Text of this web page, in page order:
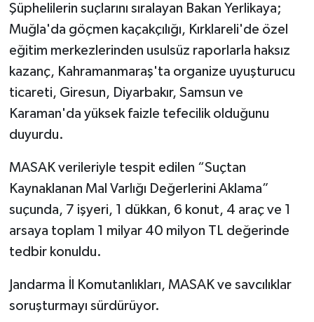
Şüphelilerin suçlarını sıralayan Bakan Yerlikaya;
Muğla'da göçmen kaçakçılığı, Kırklareli'de özel
eğitim merkezlerinden usulsüz raporlarla haksız
kazanç, Kahramanmaraş'ta organize uyuşturucu
ticareti, Giresun, Diyarbakır, Samsun ve
Karaman'da yüksek faizle tefecilik olduğunu
duyurdu.
MASAK verileriyle tespit edilen “Suçtan
Kaynaklanan Mal Varlığı Değerlerini Aklama”
suçunda, 7 işyeri, 1 dükkan, 6 konut, 4 araç ve 1
arsaya toplam 1 milyar 40 milyon TL değerinde
tedbir konuldu.
Jandarma İl Komutanlıkları, MASAK ve savcılıklar
soruşturmayı sürdürüyor.